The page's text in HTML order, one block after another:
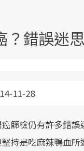
？錯誤迷
11-28
篩檢仍有許多錯
持是吃麻辣鴨血